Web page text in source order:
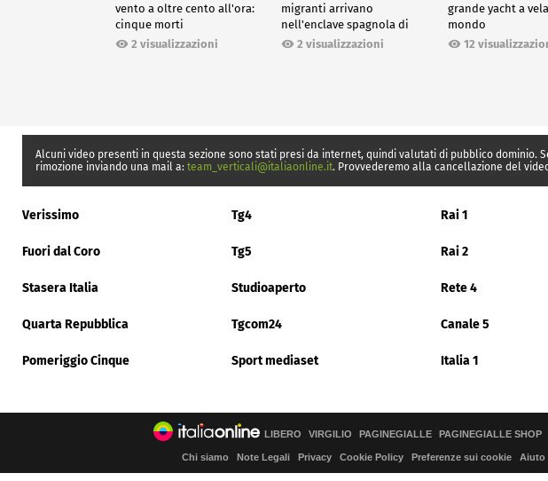
vento a oltre cento all'ora:
cinque morti
2 visualizzazioni
migranti arrivano
nell'enclave spagnola di
Ceuta2 visualizzazioni
grande yacht a
mondo
12
Alcuni video presenti in questa sezione sono stati presi da internet, quindi valutati di pubblico
rimozione inviando una mail a: team_verticali@italiaonline.it. Provvederemo alla cancellazione del
Verissimo Tg4 Rai 1
Fuori dal Coro Tg5 Rai 2
Stasera Italia Studioaperto Rete 4
Quarta Repubblica Tgcom24 Canale 5
Pomeriggio Cinque Sport mediaset Italia 1
LIBERO VIRGILIO PAGINEGIALLE PAGINEGIALLE SHOP
Chi siamo Note Legali Privacy Cookie Policy Preferenze sui cookie Aiuto